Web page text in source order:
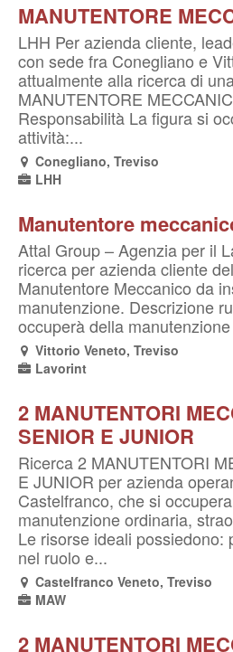
MANUTENTORE
LHH Per azienda cliente,
con sede fra Conegliano e
attualmente alla ricerca di
MANUTENTORE
Responsabilità La figura si
attività:...
Conegliano, Treviso
LHH
Manutentore
Attal Group – Agenzia per il
ricerca per azienda cliente
Manutentore Meccanico da
manutenzione. Descrizione
occuperà della
Vittorio Veneto, Treviso
Lavorint
2 MANUTENTORI
SENIOR E JUNIOR
Ricerca 2 MANUTENTORI
E JUNIOR per azienda
Castelfranco, che si
manutenzione ordinaria,
Le risorse ideali possiedono:
nel ruolo e...
Castelfranco Veneto, Treviso
MAW
2 MANUTENTORI